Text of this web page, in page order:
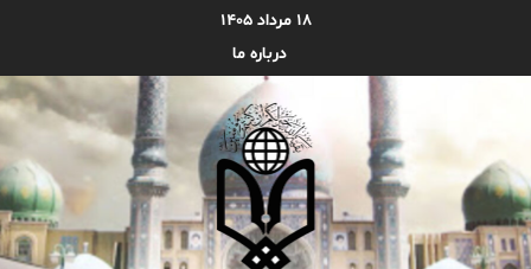
۱۸ مرداد ۱۴۰۵
درباره ما